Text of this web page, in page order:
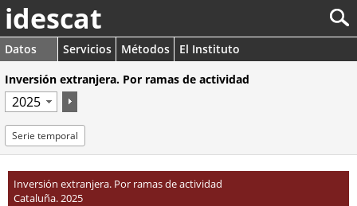
idescat
Datos Servicios Métodos
El Instituto
Inversión extranjera. Por ramas de actividad
Serie temporal
Inversión extranjera. Por ramas de actividad
Cataluña. 2025